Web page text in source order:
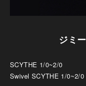
ジミ
SCYTHE 1/0~2/0
Swivel SCYTHE 1/0~2/0